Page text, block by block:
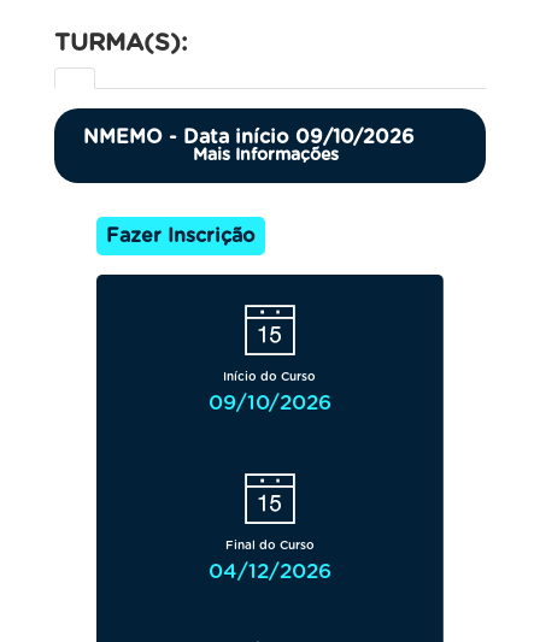
TURMA(S):
NMEMO - Data início 09/10/2026
Mais Informações
Fazer Inscrição
Início do Curso
09/10/2026
Final do Curso
04/12/2026